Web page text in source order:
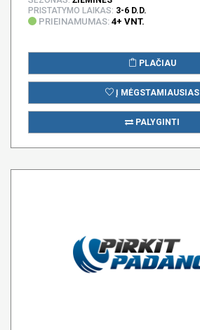
PRISTATYMO LAIKAS: 3-6 D.D.
PRIEINAMUMAS: 4+ VNT.
PLAČIAU
Į MĖGSTAMIAUSIAS
PALYGINTI